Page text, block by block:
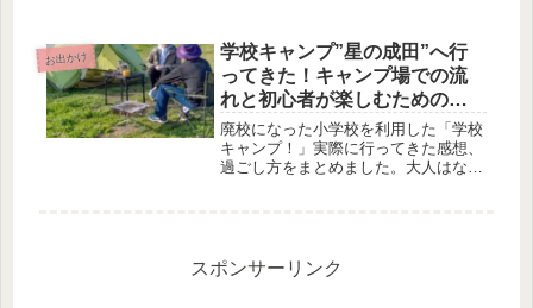
します。高所恐怖症の夫と、高所ぜん
ぜん平気な私、8歳、4歳の子供の4...
お出かけ
学校キャンプ”星の成田”へ行
ってきた！キャンプ場での流
れと初心者が楽しむための注
意点も！
廃校になった小学校を利用した「学校
キャンプ！」実際に行ってきた感想、
過ごし方をまとめました。大人はなん
者、お楽しめること間違いなしです。
スポンサーリンク